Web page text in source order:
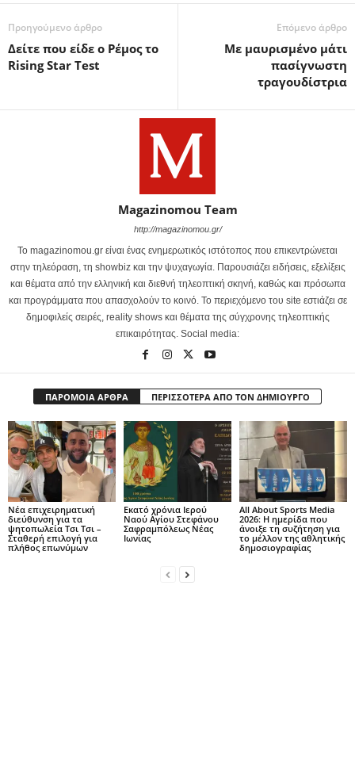
Προηγούμενο άρθρο
Δείτε που είδε ο Ρέμος το
Rising Star Test
Επόμενο άρθρο
Με μαυρισμένο μάτι
πασίγνωστη
τραγουδίστρια
Magazinomou Team
http://magazinomou.gr/
Το magazinomou.gr είναι ένας ενημερωτικός ιστότοπος που επικεντρώνεται
στην τηλεόραση, τη showbiz και την ψυχαγωγία. Παρουσιάζει ειδήσεις, εξελίξεις
και θέματα από την ελληνική και διεθνή τηλεοπτική σκηνή, καθώς και πρόσωπα
και προγράμματα που απασχολούν το κοινό. Το περιεχόμενο του site εστιάζει σε
δημοφιλείς σειρές, reality shows και θέματα της σύγχρονης τηλεοπτικής
επικαιρότητας. Social media:
ΠΑΡΟΜΟΙΑ ΑΡΘΡΑ ΠΕΡΙΣΣΟΤΕΡΑ ΑΠΟ ΤΟΝ ΔΗΜΙΟΥΡΓΟ
Νέα επιχειρηματική
διεύθυνση για τα
ψητοπωλεία Τσι Τσι –
Σταθερή επιλογή για
πλήθος επωνύμων
Εκατό χρόνια Ιερού
Ναού Αγίου Στεφάνου
Σαφραμπόλεως Νέας
Ιωνίας
All About Sports Media
2026: Η ημερίδα που
άνοιξε τη συζήτηση για
το μέλλον της αθλητικής
δημοσιογραφίας